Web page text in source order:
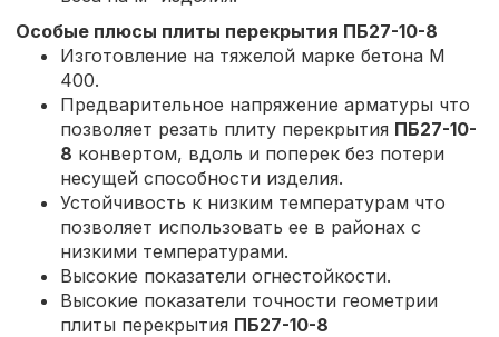
Особые плюсы плиты перекрытия ПБ27-10-8
Изготовление на тяжелой марке бетона М
400.
Предварительное напряжение арматуры что
позволяет резать плиту перекрытия ПБ27-10-
8 конвертом, вдоль и поперек без потери
несущей способности изделия.
Устойчивость к низким температурам что
позволяет использовать ее в районах с
низкими температурами.
Высокие показатели огнестойкости.
Высокие показатели точности геометрии
плиты перекрытия ПБ27-10-8